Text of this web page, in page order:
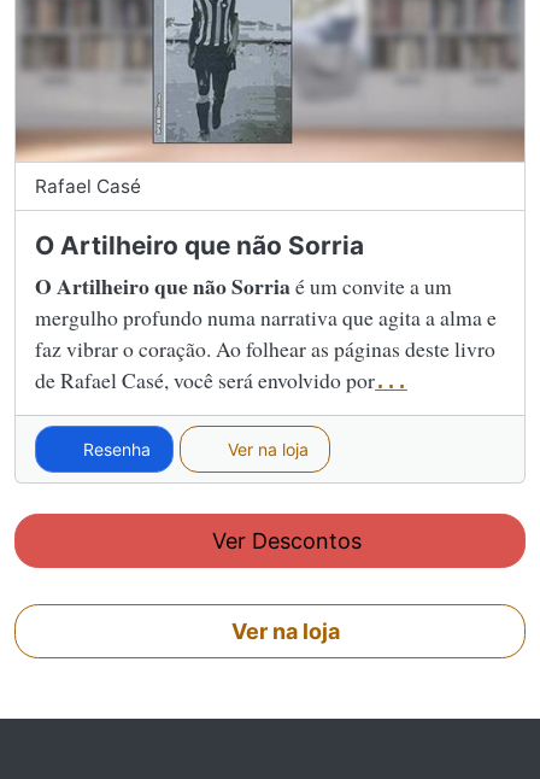
Rafael Casé
O Artilheiro que não Sorria
O Artilheiro que não Sorriaé um convite a um
mergulho profundo numa narrativa que agita a alma e
faz vibrar o coração. Ao folhear as páginas deste livro
de Rafael Casé, você será envolvido por...
Resenha Ver na loja
Ver Descontos
Ver na loja